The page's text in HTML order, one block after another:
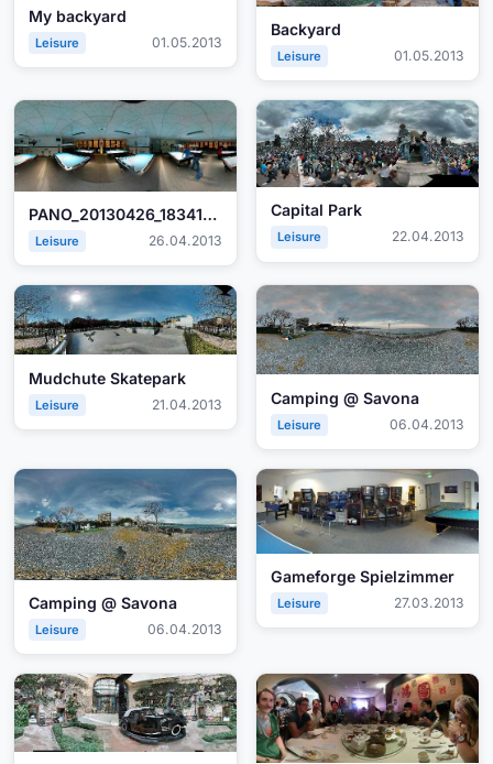
My backyard
Leisure 01.05.2013
Backyard
Leisure 01.05.2013
PANO_20130426_183412.jpg
Leisure 26.04.2013
Capital Park
Leisure 22.04.2013
Mudchute Skatepark
Leisure 21.04.2013 Camping @ Savona
Leisure 06.04.2013
Camping @ Savona
Leisure 06.04.2013
Gameforge Spielzimmer
Leisure 27.03.2013